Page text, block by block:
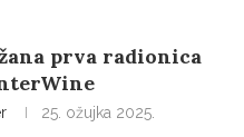
prva radionica
25. ožujka 2025.